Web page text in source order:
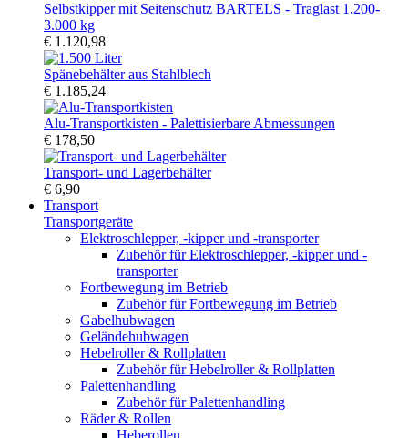
Selbstkipper mit Seitenschutz BARTELS - Traglast 1.200-
3.000 kg
€ 1.120,98
Spänebehälter aus Stahlblech
€ 1.185,24
Alu-Transportkisten - Palettisierbare Abmessungen
€ 178,50
Transport- und Lagerbehälter
€ 6,90
Transport
Transportgeräte
Elektroschlepper, -kipper und -transporter
Zubehör für Elektroschlepper, -kipper und -
transporter
Fortbewegung im Betrieb
Zubehör für Fortbewegung im Betrieb
Gabelhubwagen
Geländehubwagen
Hebelroller & Rollplatten
Zubehör für Hebelroller & Rollplatten
Palettenhandling
Zubehör für Palettenhandling
Räder & Rollen
Heberollen